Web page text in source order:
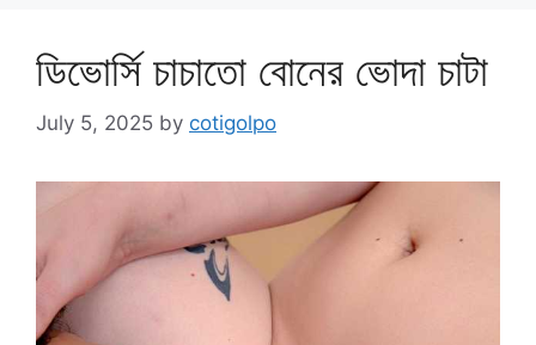
ডিভোর্সি চাচাতো বোনের ভোদা চাটা
July 5, 2025 by cotigolpo